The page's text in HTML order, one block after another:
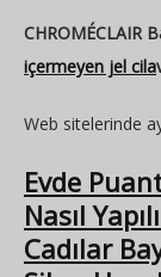
CHROMÉCLAIR
içermeyen jel cila
Web sitelerinde
Evde
Nasıl
Cadılar